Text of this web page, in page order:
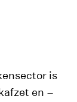
is
en –